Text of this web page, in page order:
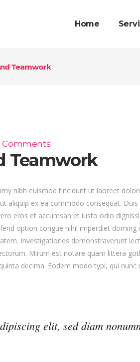
Home
Teamwork
Comments
Teamwork
nibh euismod tincidunt ut laoreet
aliquip ex ea commodo consequat.
eros et accumsan et iusto odio
option congue nihil imperdiet
Investigationes demonstraverunt
Mirum est notare quam littera
decima. Eodem modo typi, qui
elit, sed diam